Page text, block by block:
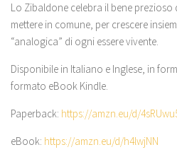
Lo Zibaldone celebra il bene prezioso
mettere in comune, per crescere
“analogica” di ogni essere vivente.
Disponibile in Italiano e Inglese, in
formato eBook Kindle.
Paperback: https://amzn.eu/d/
eBook: https://amzn.eu/d/h4lwjNN